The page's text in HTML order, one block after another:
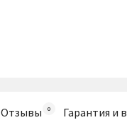
Отзывы Гарантия и